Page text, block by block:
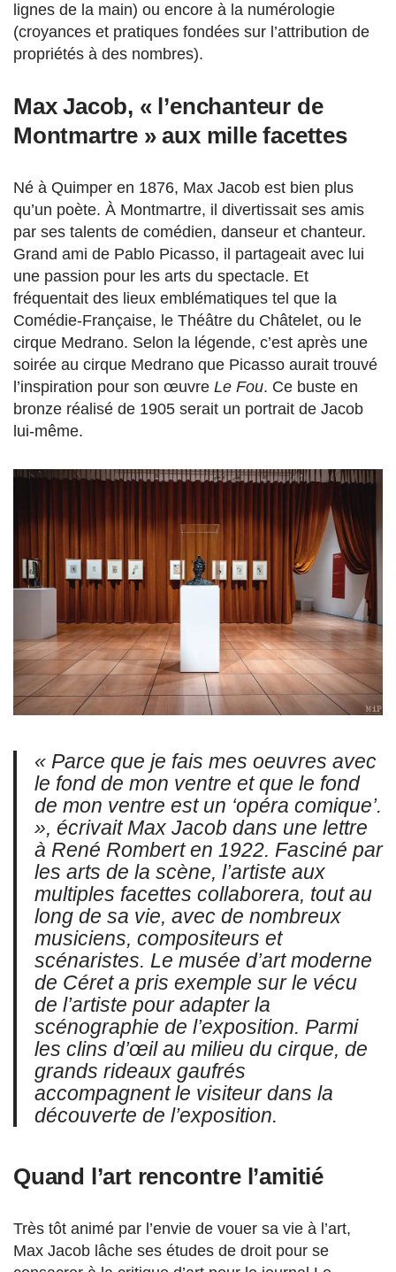
lignes de la main) ou encore à la numérologie
(croyances et pratiques fondées sur l’attribution de
propriétés à des nombres).
Max Jacob, « l’enchanteur de
Montmartre » aux mille facettes
Né à Quimper en 1876, Max Jacob est bien plus
qu’un poète. À Montmartre, il divertissait ses amis
par ses talents de comédien, danseur et chanteur.
Grand ami de Pablo Picasso, il partageait avec lui
une passion pour les arts du spectacle. Et
fréquentait des lieux emblématiques tel que la
Comédie-Française, le Théâtre du Châtelet, ou le
cirque Medrano. Selon la légende, c’est après une
soirée au cirque Medrano que Picasso aurait trouvé
l’inspiration pour son œuvre Le Fou. Ce buste en
bronze réalisé de 1905 serait un portrait de Jacob
lui-même.
« Parce que je fais mes oeuvres avec
le fond de mon ventre et que le fond
de mon ventre est un ‘opéra comique’.
», écrivait Max Jacob dans une lettre
à René Rombert en 1922. Fasciné par
les arts de la scène, l’artiste aux
multiples facettes collaborera, tout au
long de sa vie, avec de nombreux
musiciens, compositeurs et
scénaristes. Le musée d’art moderne
de Céret a pris exemple sur le vécu
de l’artiste pour adapter la
scénographie de l’exposition. Parmi
les clins d’œil au milieu du cirque, de
grands rideaux gaufrés
accompagnent le visiteur dans la
découverte de l’exposition.
Quand l’art rencontre l’amitié
Très tôt animé par l’envie de vouer sa vie à l’art,
Max Jacob lâche ses études de droit pour se